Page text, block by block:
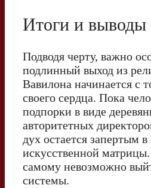
Итоги и выводы
Подводя черту, важно
подлинный выход из
Вавилона начинается с
своего сердца. Пока
подпорки в виде
авторитетных
дух остается запертым
искусственной
самому невозможно
системы.